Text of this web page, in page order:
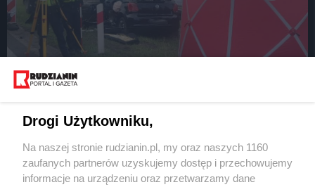
Tragiczny wypadek na autostradzie A4 w
koparką
Wydawca mediów
Drogi Użytkowniku,
Na naszej stronie rudzianin.pl, my oraz naszych 1160
zaufanych partnerów uzyskujemy dostęp i przechowujemy
informacje na urządzeniu oraz przetwarzamy dane